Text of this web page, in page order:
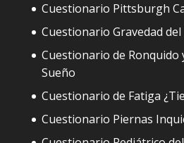
Cuestionario Pittsburgh
Cuestionario Gravedad
Cuestionario de Ronquido
Sueño
Cuestionario de Fatiga
Cuestionario Piernas